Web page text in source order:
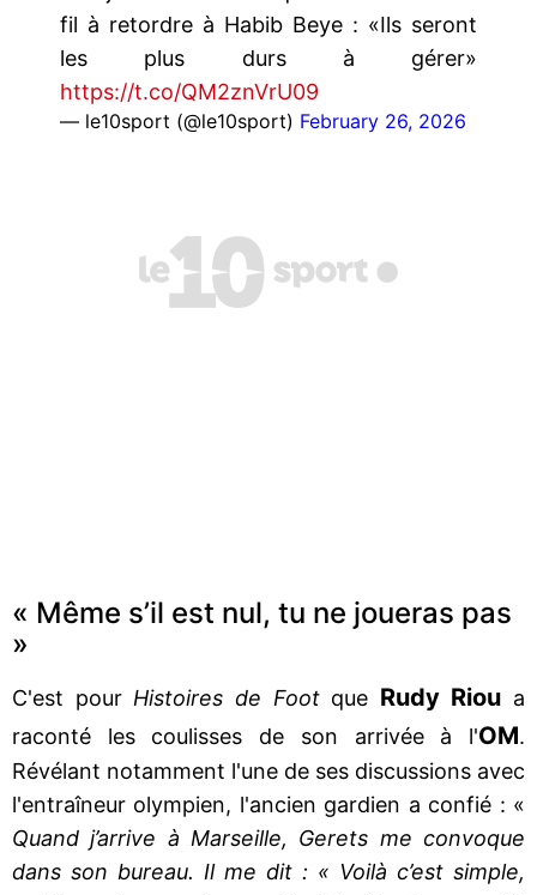
fil à retordre à Habib Beye : «Ils seront
les plus durs à gérer»
https://t.co/QM2znVrU09
— le10sport (@le10sport) February 26, 2026
« Même s’il est nul, tu ne joueras pas
»
C'est pour Histoires de Footque Rudy Riou a
raconté les coulisses de son arrivée à l'OM.
Révélant notamment l'une de ses discussions avec
l'entraîneur olympien, l'ancien gardien a confié : «
Quand j’arrive à Marseille, Gerets me convoque
dans son bureau. Il me dit : « Voilà c’est simple,